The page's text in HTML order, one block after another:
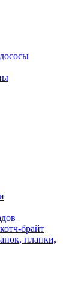
брайт
планки,